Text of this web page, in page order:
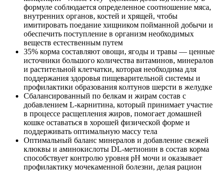
формуле соблюдается определенное соотношение мяса,
внутренних органов, костей и хрящей, чтобы
имитировать поедание хищником пойманной добычи и
обеспечить поступление в организм необходимых
веществ естественным путем
35% корма составляют овощи, ягоды и травы — ценные
источники большого количества витаминов, минералов
и растительной клетчатки, которая необходима для
поддержания здоровья пищеварительной системы и
профилактики образования колтунов шерсти в желудке
Сбалансированный по белкам и жирам состав с
добавлением L-карнитина, который принимает участие
в процессе расщепления жиров, помогает домашней
кошке оставаться в хорошей физической форме и
поддерживать оптимальную массу тела
Оптимальный баланс минералов и добавление свежей
клюквы и аминокислоты DL-метионин в состав корма
способствует контролю уровня pH мочи и оказывает
профилактику мочекаменной болезни, делая рацион